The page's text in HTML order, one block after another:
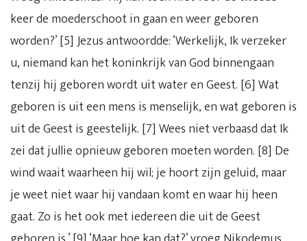
keer de moederschoot in gaan en weer geboren
worden?’ [5] Jezus antwoordde: ‘Werkelijk, Ik verzeker
u, niemand kan het koninkrijk van God binnengaan
tenzij hij geboren wordt uit water en Geest. [6] Wat
geboren is uit een mens is menselijk, en wat geboren is
uit de Geest is geestelijk. [7] Wees niet verbaasd dat Ik
zei dat jullie opnieuw geboren moeten worden. [8] De
wind waait waarheen hij wil; je hoort zijn geluid, maar
je weet niet waar hij vandaan komt en waar hij heen
gaat. Zo is het ook met iedereen die uit de Geest